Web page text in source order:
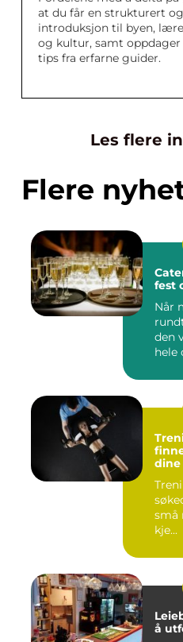
at du får en strukturert
introduksjon til byen,
og kultur, samt
tips fra erfarne guider.
Les flere
Flere
fest
Når
den
hele
dine
små
kje...
å